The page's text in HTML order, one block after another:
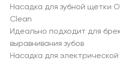
Насадка для зубной щетки
Clean
Идеально подходит для
выравнивания зубов
Насадка для